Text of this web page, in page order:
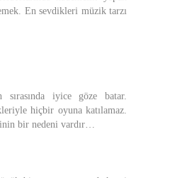
En sevdikleri müzik tarzı
iyice göze batar.
hiçbir oyuna katılamaz.
bir nedeni vardır…